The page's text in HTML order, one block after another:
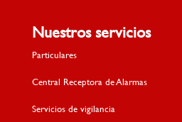
Nuestros servicios
Particulares
Central Receptora de Alarmas
Servicios de vigilancia